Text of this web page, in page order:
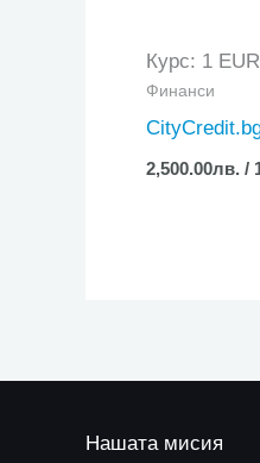
Курс: 1
Финанси
2,500.00лв. /
Нашата мисия